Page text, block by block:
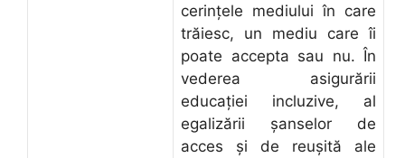
cerințele mediului în care
trăiesc, un mediu care îi
poate accepta sau nu. În
vederea asigurării
educației incluzive, al
egalizării șanselor de
acces și de reușită ale